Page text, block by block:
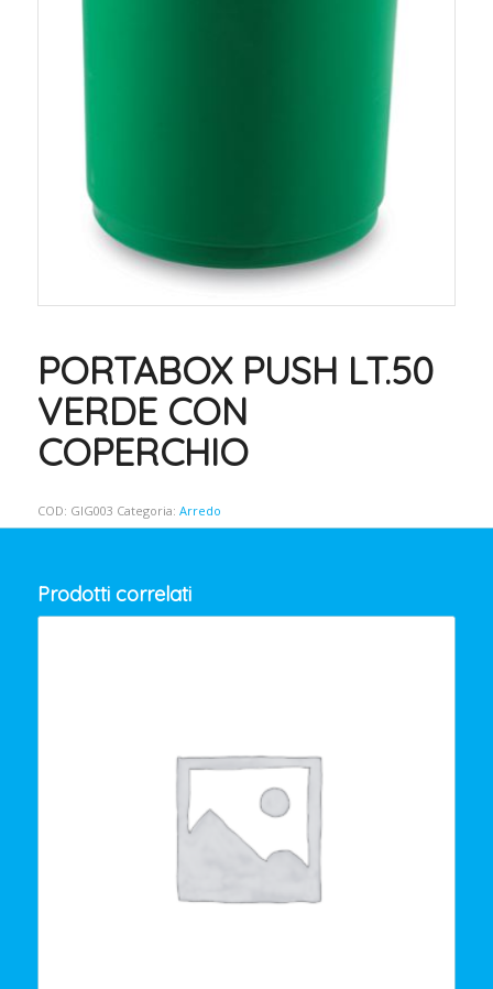
PORTABOX PUSH LT.50
VERDE CON
COPERCHIO
COD: GIG003 Categoria: Arredo
Prodotti correlati